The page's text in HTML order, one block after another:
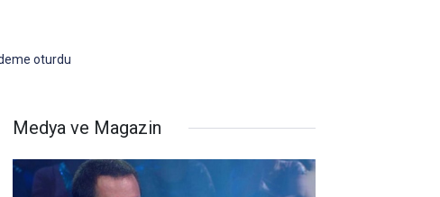
oturdu
Medya ve Magazin